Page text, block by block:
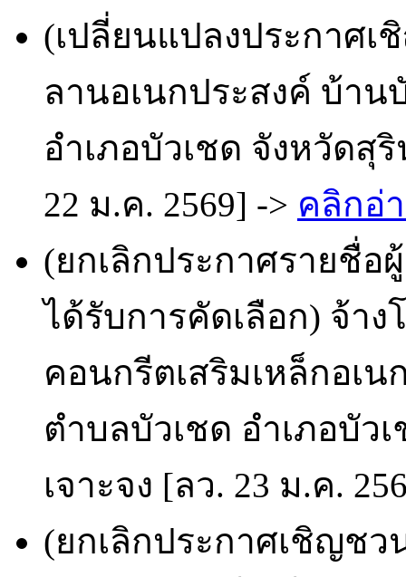
(เปลี่ยนแปลงประกาศเ
ลานอเนกประสงค์ บ้าน
อำเภอบัวเชด จังหวัดสุ
22 ม.ค. 2569] -> คลิกอ่
(ยกเลิกประกาศรายชื่อ
ได้รับการคัดเลือก) จ้าง
คอนกรีตเสริมเหล็กอเ
ตำบลบัวเชด อำเภอบัว
เจาะจง [ลว. 23 ม.ค.
(ยกเลิกประกาศเชิญชว